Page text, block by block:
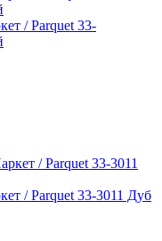
/ Parquet 33-
/ Parquet 33-3011 Дуб